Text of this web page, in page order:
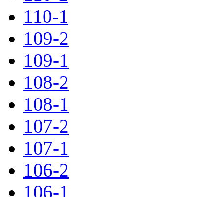
110-1
109-2
109-1
108-2
108-1
107-2
107-1
106-2
106-1